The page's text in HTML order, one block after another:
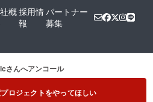
概採用情
報
パートナー
募集
さんへアンコール
ロジェクトをやってほしい